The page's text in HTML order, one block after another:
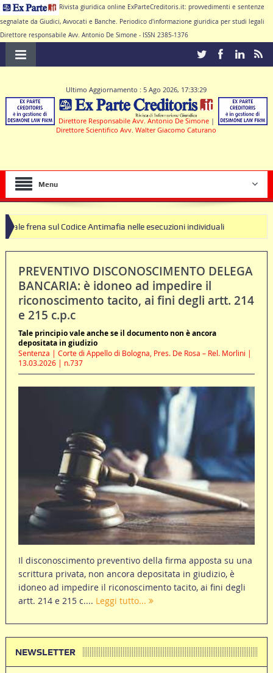
Rivista giuridica online ExParteCreditoris.it: provvedimenti e sentenze
segnalate da Giudici, Avvocati e Banche. Periodico d'informazione giuridica per studi legali
Direttore responsabile Avv. Antonio De Simone - ISSN 2385-1376
Ultimo Aggiornamento : 5 Ago 2026, 17:33:29
Direttore Responsabile Avv. Antonio De Simone |
Direttore Scientifico Avv. Walter Giacomo Caturano
Menu
sul Codice Antimafia nelle esecuzioni individuali
PREVENTIVO DISCONOSCIMENTO DELEGA
BANCARIA: è idoneo ad impedire il
riconoscimento tacito, ai fini degli artt. 214
e 215 c.p.c
Tale principio vale anche se il documento non è ancora
depositata in giudizio
Sentenza | Corte di Appello di Bologna, Pres. De Rosa – Rel. Morlini |
13.03.2026 | n.737
Il disconoscimento preventivo della firma apposta su una
scrittura privata, non ancora depositata in giudizio, è
idoneo ad impedire il riconoscimento tacito, ai fini degli
artt. 214 e 215 c.... Leggi tutto...
NEWSLETTER